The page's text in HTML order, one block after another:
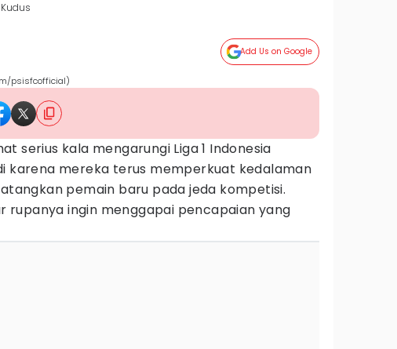
Add Us on Google
psisfcofficial)
serius kala mengarungi Liga 1 Indonesia
karena mereka terus memperkuat kedalaman
pemain baru pada jeda kompetisi.
rupanya ingin menggapai pencapaian yang